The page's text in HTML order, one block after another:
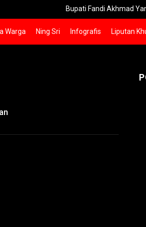
Bupati Fandi Akhmad Yani Dorong
Warga Ning Sri Infografis Liputan